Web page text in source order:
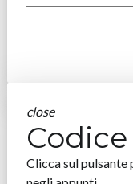
close
Codice
Clicca sul pulsante